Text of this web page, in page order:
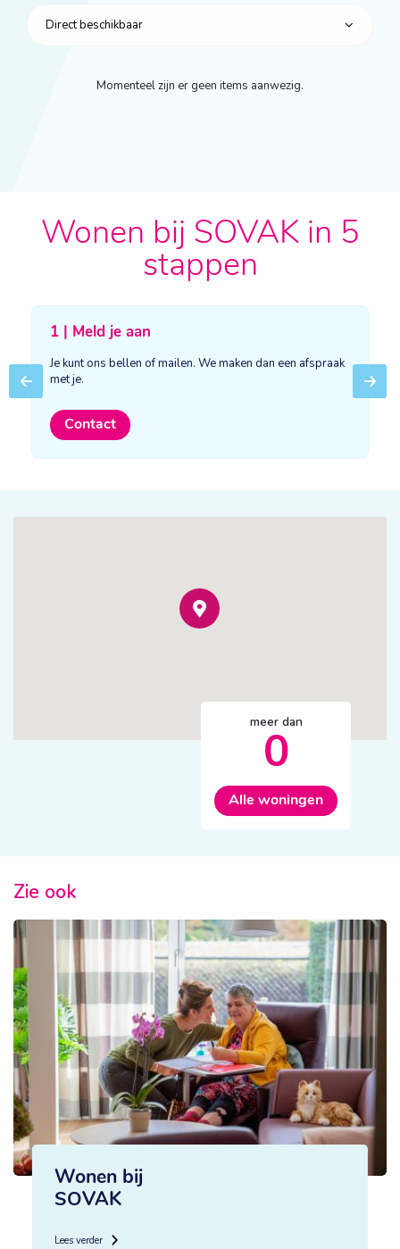
Direct beschikbaar
Momenteel zijn er geen items aanwezig.
Wonen bij SOVAK in 5
stappen
Previous
1 | Meld je aan
Je kunt ons bellen of mailen. We maken dan een afspraak
met je.
Contact
Next
meer dan
0
Alle woningen
Zie ook
Wonen bij
SOVAK
Lees verder